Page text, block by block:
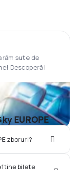
sute de
Descoperă!
EUROPE
zboruri?
bilete